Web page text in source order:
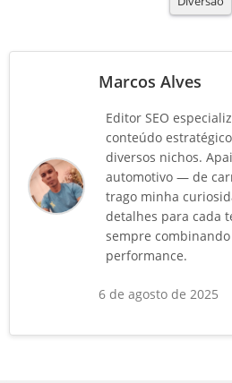
Marcos Alves
Editor SEO
conteúdo
diversos nichos.
automotivo — de
trago minha
detalhes para cada
sempre
performance.
6 de agosto de 2025